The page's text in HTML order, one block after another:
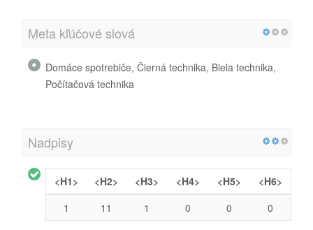
Meta kľúčové slová
Domáce spotrebiče, Čierná technika, Biela technika,
Počítačová technika
Nadpisy
<H1> <H2> <H3> <H4> <H5>
<H6>
1
11 1 0 0 0